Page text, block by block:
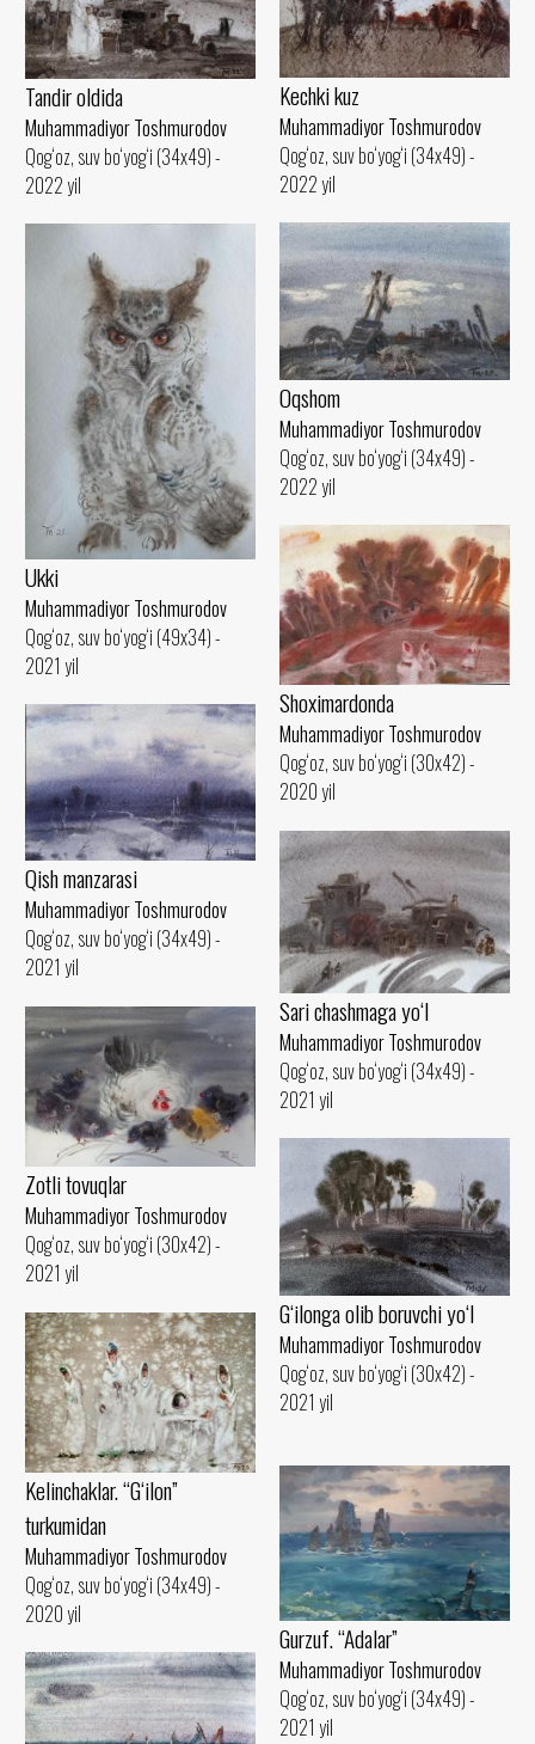
Tandir oldida
Muhammadiyor Toshmurodov
Qog‘oz, suv bo‘yog‘i (34x49) -
2022 yil
Kechki kuz
Muhammadiyor Toshmurodov
Qog‘oz, suv bo‘yog‘i (34x49) -
2022 yil
Oqshom
Muhammadiyor Toshmurodov
Qog‘oz, suv bo‘yog‘i (34x49) -
2022 yil
Ukki
Muhammadiyor Toshmurodov
Qog‘oz, suv bo‘yog‘i (49x34) -
2021 yil
Shoximardonda
Muhammadiyor Toshmurodov
Qog‘oz, suv bo‘yog‘i (30x42) -
2020 yil
Qish manzarasi
Muhammadiyor Toshmurodov
Qog‘oz, suv bo‘yog‘i (34x49) -
2021 yil
Sari chashmaga yo‘l
Muhammadiyor Toshmurodov
Qog‘oz, suv bo‘yog‘i (34x49) -
2021 yil
Zotli tovuqlar
Muhammadiyor Toshmurodov
Qog‘oz, suv bo‘yog‘i (30x42) -
2021 yil
G‘ilonga olib boruvchi yo‘l
Muhammadiyor Toshmurodov
Qog‘oz, suv bo‘yog‘i (30x42) -
2021 yil
Kelinchaklar. “G‘ilon”
turkumidan
Muhammadiyor Toshmurodov
Qog‘oz, suv bo‘yog‘i (34x49) -
2020 yil
Gurzuf. “Adalar”
Muhammadiyor Toshmurodov
Qog‘oz, suv bo‘yog‘i (34x49) -
2021 yil